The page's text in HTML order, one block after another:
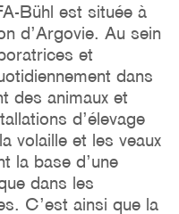
Bühl est située à
d’Argovie. Au sein
et
dans
des animaux et
d’élevage
volaille et les veaux
la base d’une
dans les
C’est ainsi que la